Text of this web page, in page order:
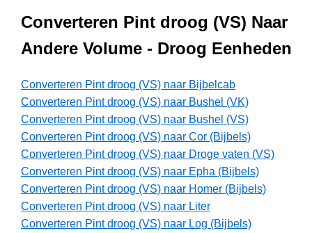
Converteren Pint droog (VS) Naar
Andere Volume - Droog Eenheden
Converteren Pint droog (VS) naar Bijbelcab
Converteren Pint droog (VS) naar Bushel (VK)
Converteren Pint droog (VS) naar Bushel (VS)
Converteren Pint droog (VS) naar Cor (Bijbels)
Converteren Pint droog (VS) naar Droge vaten (VS)
Converteren Pint droog (VS) naar Epha (Bijbels)
Converteren Pint droog (VS) naar Homer (Bijbels)
Converteren Pint droog (VS) naar Liter
Converteren Pint droog (VS) naar Log (Bijbels)